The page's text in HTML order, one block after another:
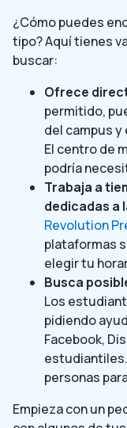
¿Cómo puedes
tipo? Aquí tienes
buscar:
Ofrece
permitido,
del campus
El centro de
podría
Trabaja a
dedicadas a
Revolution
plataformas
elegir tu
Busca
Los
pidiendo
Facebook,
personas
Empieza con un